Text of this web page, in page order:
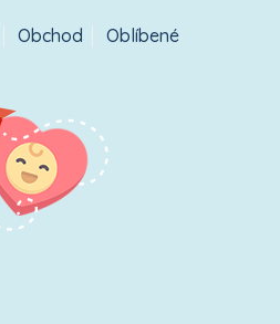
Obchod Oblíbené